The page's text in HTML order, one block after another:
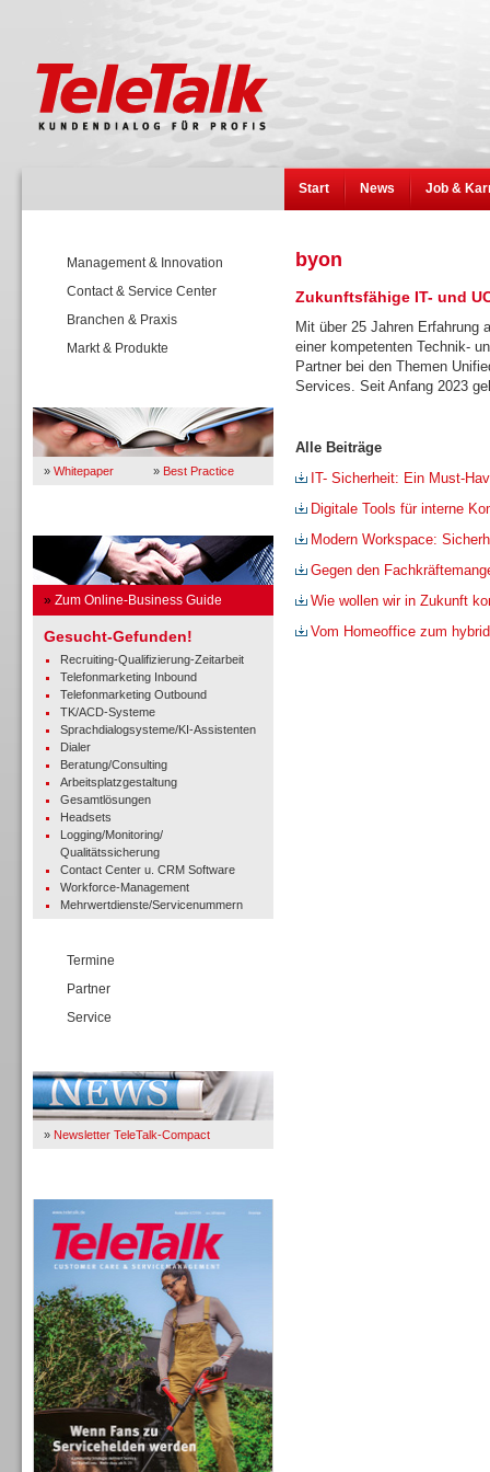
Start News Job &
Management & Innovation
Contact & Service Center
Branchen & Praxis
Markt & Produkte
» Whitepaper » Best Practice
» Zum Online-Business Guide
Gesucht-Gefunden!
Recruiting-Qualifizierung-Zeitarbeit
Telefonmarketing Inbound
Telefonmarketing Outbound
TK/ACD-Systeme
Sprachdialogsysteme/KI-Assistenten
Dialer
Beratung/Consulting
Arbeitsplatzgestaltung
Gesamtlösungen
Headsets
Logging/Monitoring/
Qualitätssicherung
Contact Center u. CRM Software
Workforce-Management
Mehrwertdienste/Servicenummern
Termine
Partner
Service
» Newsletter TeleTalk-Compact
byon
Zukunftsfähige IT- und
Mit über 25 Jahren Erfahrung
einer kompetenten Technik-
Partner bei den Themen
Services. Seit Anfang 2023
Alle Beiträge
IT- Sicherheit: Ein Must-
Digitale Tools für interne
Modern Workspace:
Gegen den
Wie wollen wir in Zukunft
Vom Homeoffice zum